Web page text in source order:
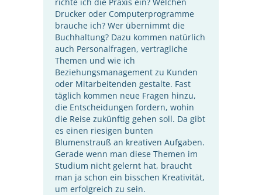
Drucker oder Computerprogramme
brauche ich? Wer übernimmt die
Buchhaltung? Dazu kommen natürlich
auch Personalfragen, vertragliche
Themen und wie ich
Beziehungsmanagement zu Kunden
oder Mitarbeitenden gestalte. Fast
täglich kommen neue Fragen hinzu,
die Entscheidungen fordern, wohin
die Reise zukünftig gehen soll. Da gibt
es einen riesigen bunten
Blumenstrauß an kreativen Aufgaben.
Gerade wenn man diese Themen im
Studium nicht gelernt hat, braucht
man ja schon ein bisschen Kreativität,
um erfolgreich zu sein.